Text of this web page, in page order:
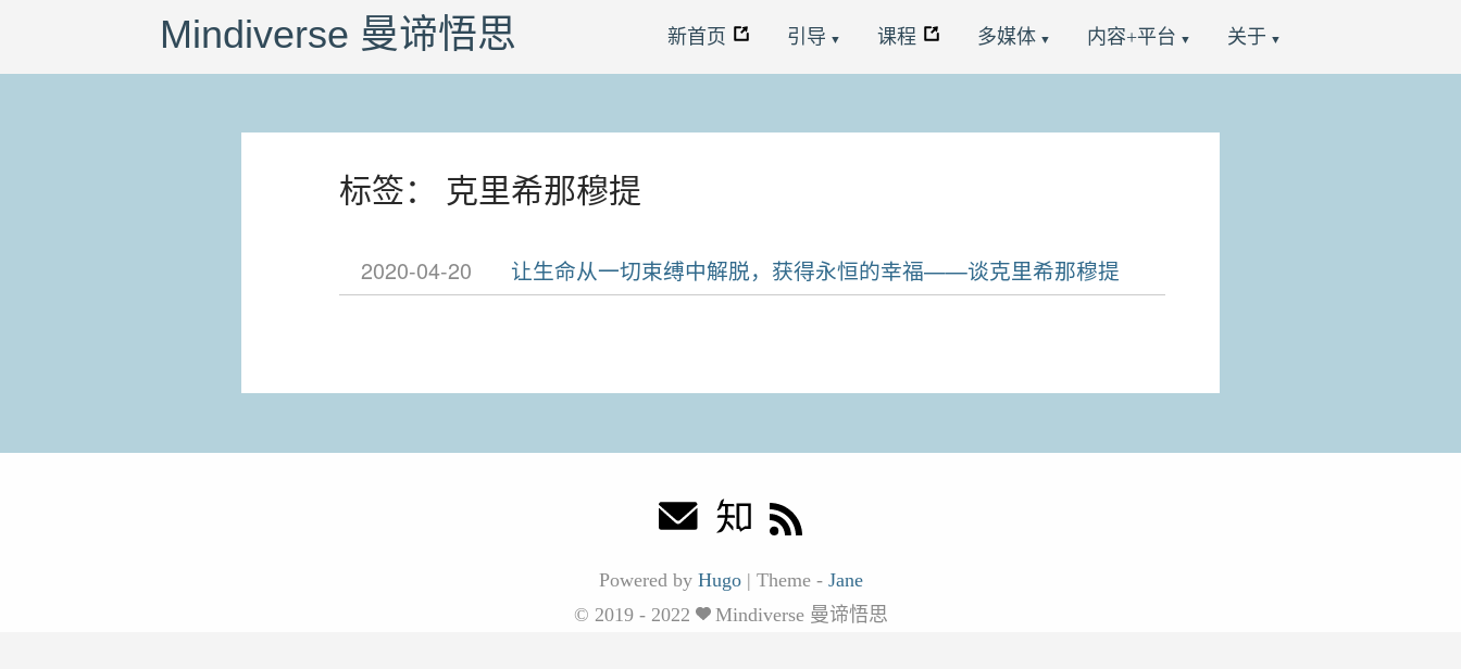
Mindiverse 曼谛悟思 新首页 引导 课程 多媒体 内容+平台 关于
标签： 克里希那穆提
2020-04-20 让生命从一切束缚中解脱，获得永恒的幸福——谈克里希那穆提
Powered by Hugo | Theme - Jane
© 2019 - 2022
Mindiverse 曼谛悟思